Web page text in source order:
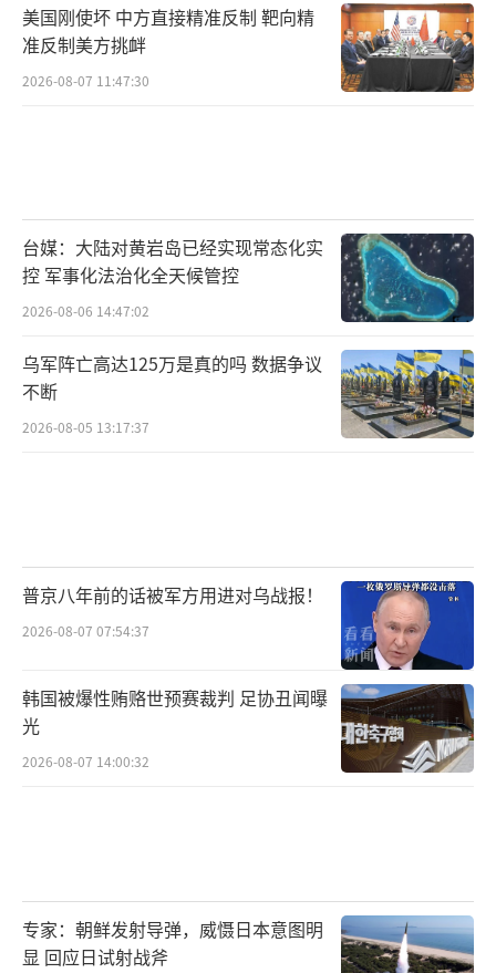
美国刚使坏 中方直接精准反制 靶向精
准反制美方挑衅
2026-08-07 11:47:30
台媒：大陆对黄岩岛已经实现常态化实
控 军事化法治化全天候管控
2026-08-06 14:47:02
乌军阵亡高达125万是真的吗 数据争议
不断
2026-08-05 13:17:37
普京八年前的话被军方用进对乌战报！
2026-08-07 07:54:37
韩国被爆性贿赂世预赛裁判 足协丑闻曝
光
2026-08-07 14:00:32
专家：朝鲜发射导弹，威慑日本意图明
显 回应日试射战斧